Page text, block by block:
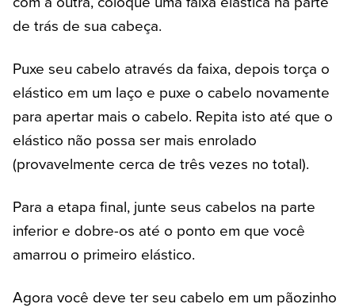
de trás de sua cabeça.
Puxe seu cabelo através da faixa, depois torça o
elástico em um laço e puxe o cabelo novamente
para apertar mais o cabelo. Repita isto até que o
elástico não possa ser mais enrolado
(provavelmente cerca de três vezes no total).
Para a etapa final, junte seus cabelos na parte
inferior e dobre-os até o ponto em que você
amarrou o primeiro elástico.
Agora você deve ter seu cabelo em um pãozinho